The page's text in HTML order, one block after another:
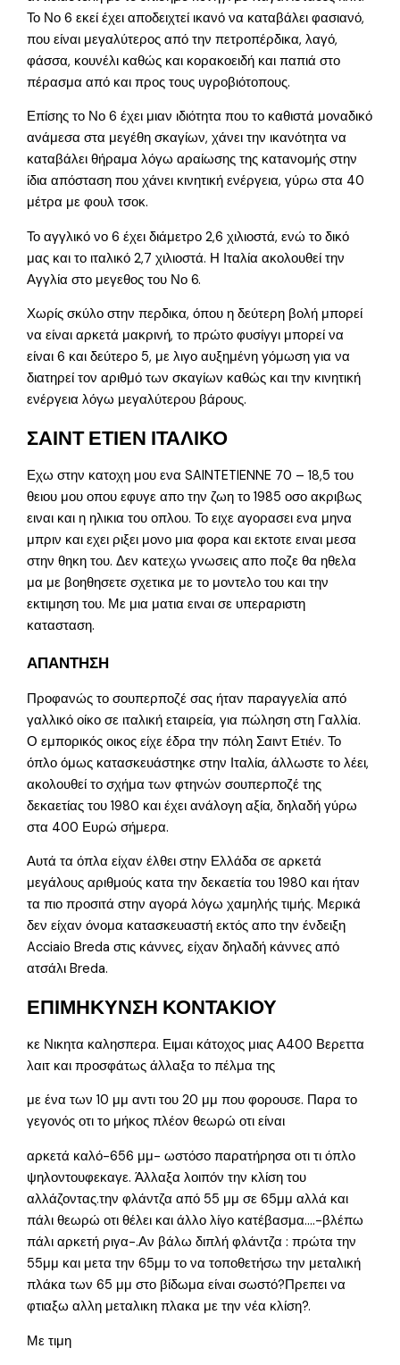
Το Νο 6 εκεί έχει αποδειχτεί ικανό να καταβάλει φασιανό,
που είναι μεγαλύτερος από την πετροπέρδικα, λαγό,
φάσσα, κουνέλι καθώς και κορακοειδή και παπιά στο
πέρασμα από και προς τους υγροβιότοπους.
Επίσης το Νο 6 έχει μιαν ιδιότητα που το καθιστά μοναδικό
ανάμεσα στα μεγέθη σκαγίων, χάνει την ικανότητα να
καταβάλει θήραμα λόγω αραίωσης της κατανομής στην
ίδια απόσταση που χάνει κινητική ενέργεια, γύρω στα 40
μέτρα με φουλ τσοκ.
Το αγγλικό νο 6 έχει διάμετρο 2,6 χιλιοστά, ενώ το δικό
μας και το ιταλικό 2,7 χιλιοστά. Η Ιταλία ακολουθεί την
Αγγλία στο μεγεθος του Νο 6.
Χωρίς σκύλο στην περδικα, όπου η δεύτερη βολή μπορεί
να είναι αρκετά μακρινή, το πρώτο φυσίγγι μπορεί να
είναι 6 και δεύτερο 5, με λιγο αυξημένη γόμωση για να
διατηρεί τον αριθμό των σκαγίων καθώς και την κινητική
ενέργεια λόγω μεγαλύτερου βάρους.
ΣΑΙΝΤ ΕΤΙΕΝ ΙΤΑΛΙΚΟ
Εχω στην κατοχη μου ενα SAINTETIENNE 70 – 18,5 του
θειου μου οπου εφυγε απο την ζωη το 1985 οσο ακριβως
ειναι και η ηλικια του οπλου. Το ειχε αγορασει ενα μηνα
μπριν και εχει ριξει μονο μια φορα και εκτοτε ειναι μεσα
στην θηκη του. Δεν κατεχω γνωσεις απο ποζε θα ηθελα
μα με βοηθησετε σχετικα με το μοντελο του και την
εκτιμηση του. Με μια ματια ειναι σε υπεραριστη
κατασταση.
ΑΠΑΝΤΗΣΗ
Προφανώς το σουπερποζέ σας ήταν παραγγελία από
γαλλικό οίκο σε ιταλική εταιρεία, για πώληση στη Γαλλία.
Ο εμπορικός οικος είχε έδρα την πόλη Σαιντ Ετιέν. Το
όπλο όμως κατασκευάστηκε στην Ιταλία, άλλωστε το λέει,
ακολουθεί το σχήμα των φτηνών σουπερποζέ της
δεκαετίας του 1980 και έχει ανάλογη αξία, δηλαδή γύρω
στα 400 Ευρώ σήμερα.
Αυτά τα όπλα είχαν έλθει στην Ελλάδα σε αρκετά
μεγάλους αριθμούς κατα την δεκαετία του 1980 και ήταν
τα πιο προσιτά στην αγορά λόγω χαμηλής τιμής. Μερικά
δεν είχαν όνομα κατασκευαστή εκτός απο την ένδειξη
Acciaio Breda στις κάννες, είχαν δηλαδή κάννες από
ατσάλι Breda.
ΕΠΙΜΗΚΥΝΣΗ ΚΟΝΤΑΚΙΟΥ
κε Νικητα καλησπερα. Ειμαι κάτοχος μιας Α400 Βερεττα
λαιτ και προσφάτως άλλαξα το πέλμα της
με ένα των 10 μμ αντι του 20 μμ που φορουσε. Παρα το
γεγονός οτι το μήκος πλέον θεωρώ οτι είναι
αρκετά καλό-656 μμ- ωστόσο παρατήρησα οτι τι όπλο
ψηλοντουφεκαγε. Άλλαξα λοιπόν την κλίση του
αλλάζοντας.την φλάντζα από 55 μμ σε 65μμ αλλά και
πάλι θεωρώ οτι θέλει και άλλο λίγο κατέβασμα….-βλέπω
πάλι αρκετή ριγα-.Αν βάλω διπλή φλάντζα : πρώτα την
55μμ και μετα την 65μμ το να τοποθετήσω την μεταλική
πλάκα των 65 μμ στο βίδωμα είναι σωστό?Πρεπει να
φτιαξω αλλη μεταλικη πλακα με την νέα κλίση?.
Με τιμη